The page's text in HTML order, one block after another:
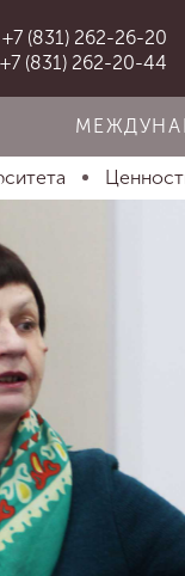
+7 (831) 262-26-20
+7 (831) 262-20-44